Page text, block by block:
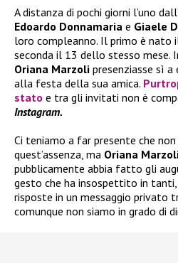
A distanza di pochi giorni l’uno
Edoardo Donnamaria e Giaele
loro compleanno. Il primo è
seconda il 13 dello stesso mese.
Oriana Marzoli presenziasse sì
alla festa della sua amica.
stato e tra gli invitati non è
Instagram.
Ci teniamo a far presente che
quest’assenza, ma Oriana
pubblicamente abbia fatto gli
gesto che ha insospettito in
risposte in un messaggio privato
comunque non siamo in grado di